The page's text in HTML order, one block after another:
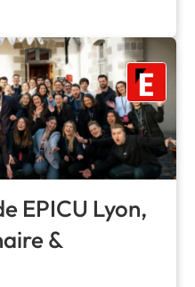
EPICU Lyon,
&